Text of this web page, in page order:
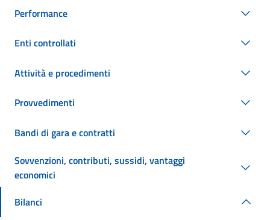
Performance
Enti controllati
Attività e procedimenti
Provvedimenti
Bandi di gara e contratti
Sovvenzioni, contributi, sussidi, vantaggi
economici
Bilanci